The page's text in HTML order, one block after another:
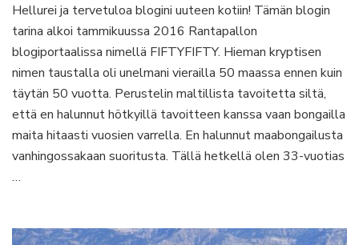
uusi
koti
ja
uusi
nimi
Hellurei ja tervetuloa blogini uuteen kotiin! Tämän blogin
tarina alkoi tammikuussa 2016 Rantapallon
blogiportaalissa nimellä FIFTYFIFTY. Hieman kryptisen
nimen taustalla oli unelmani vierailla 50 maassa ennen kuin
täytän 50 vuotta. Perustelin maltillista tavoitetta siltä,
että en halunnut hötkyillä tavoitteen kanssa vaan bongailla
maita hitaasti vuosien varrella. En halunnut maabongailusta
vanhingossakaan suoritusta. Tällä hetkellä olen 33-vuotias
…